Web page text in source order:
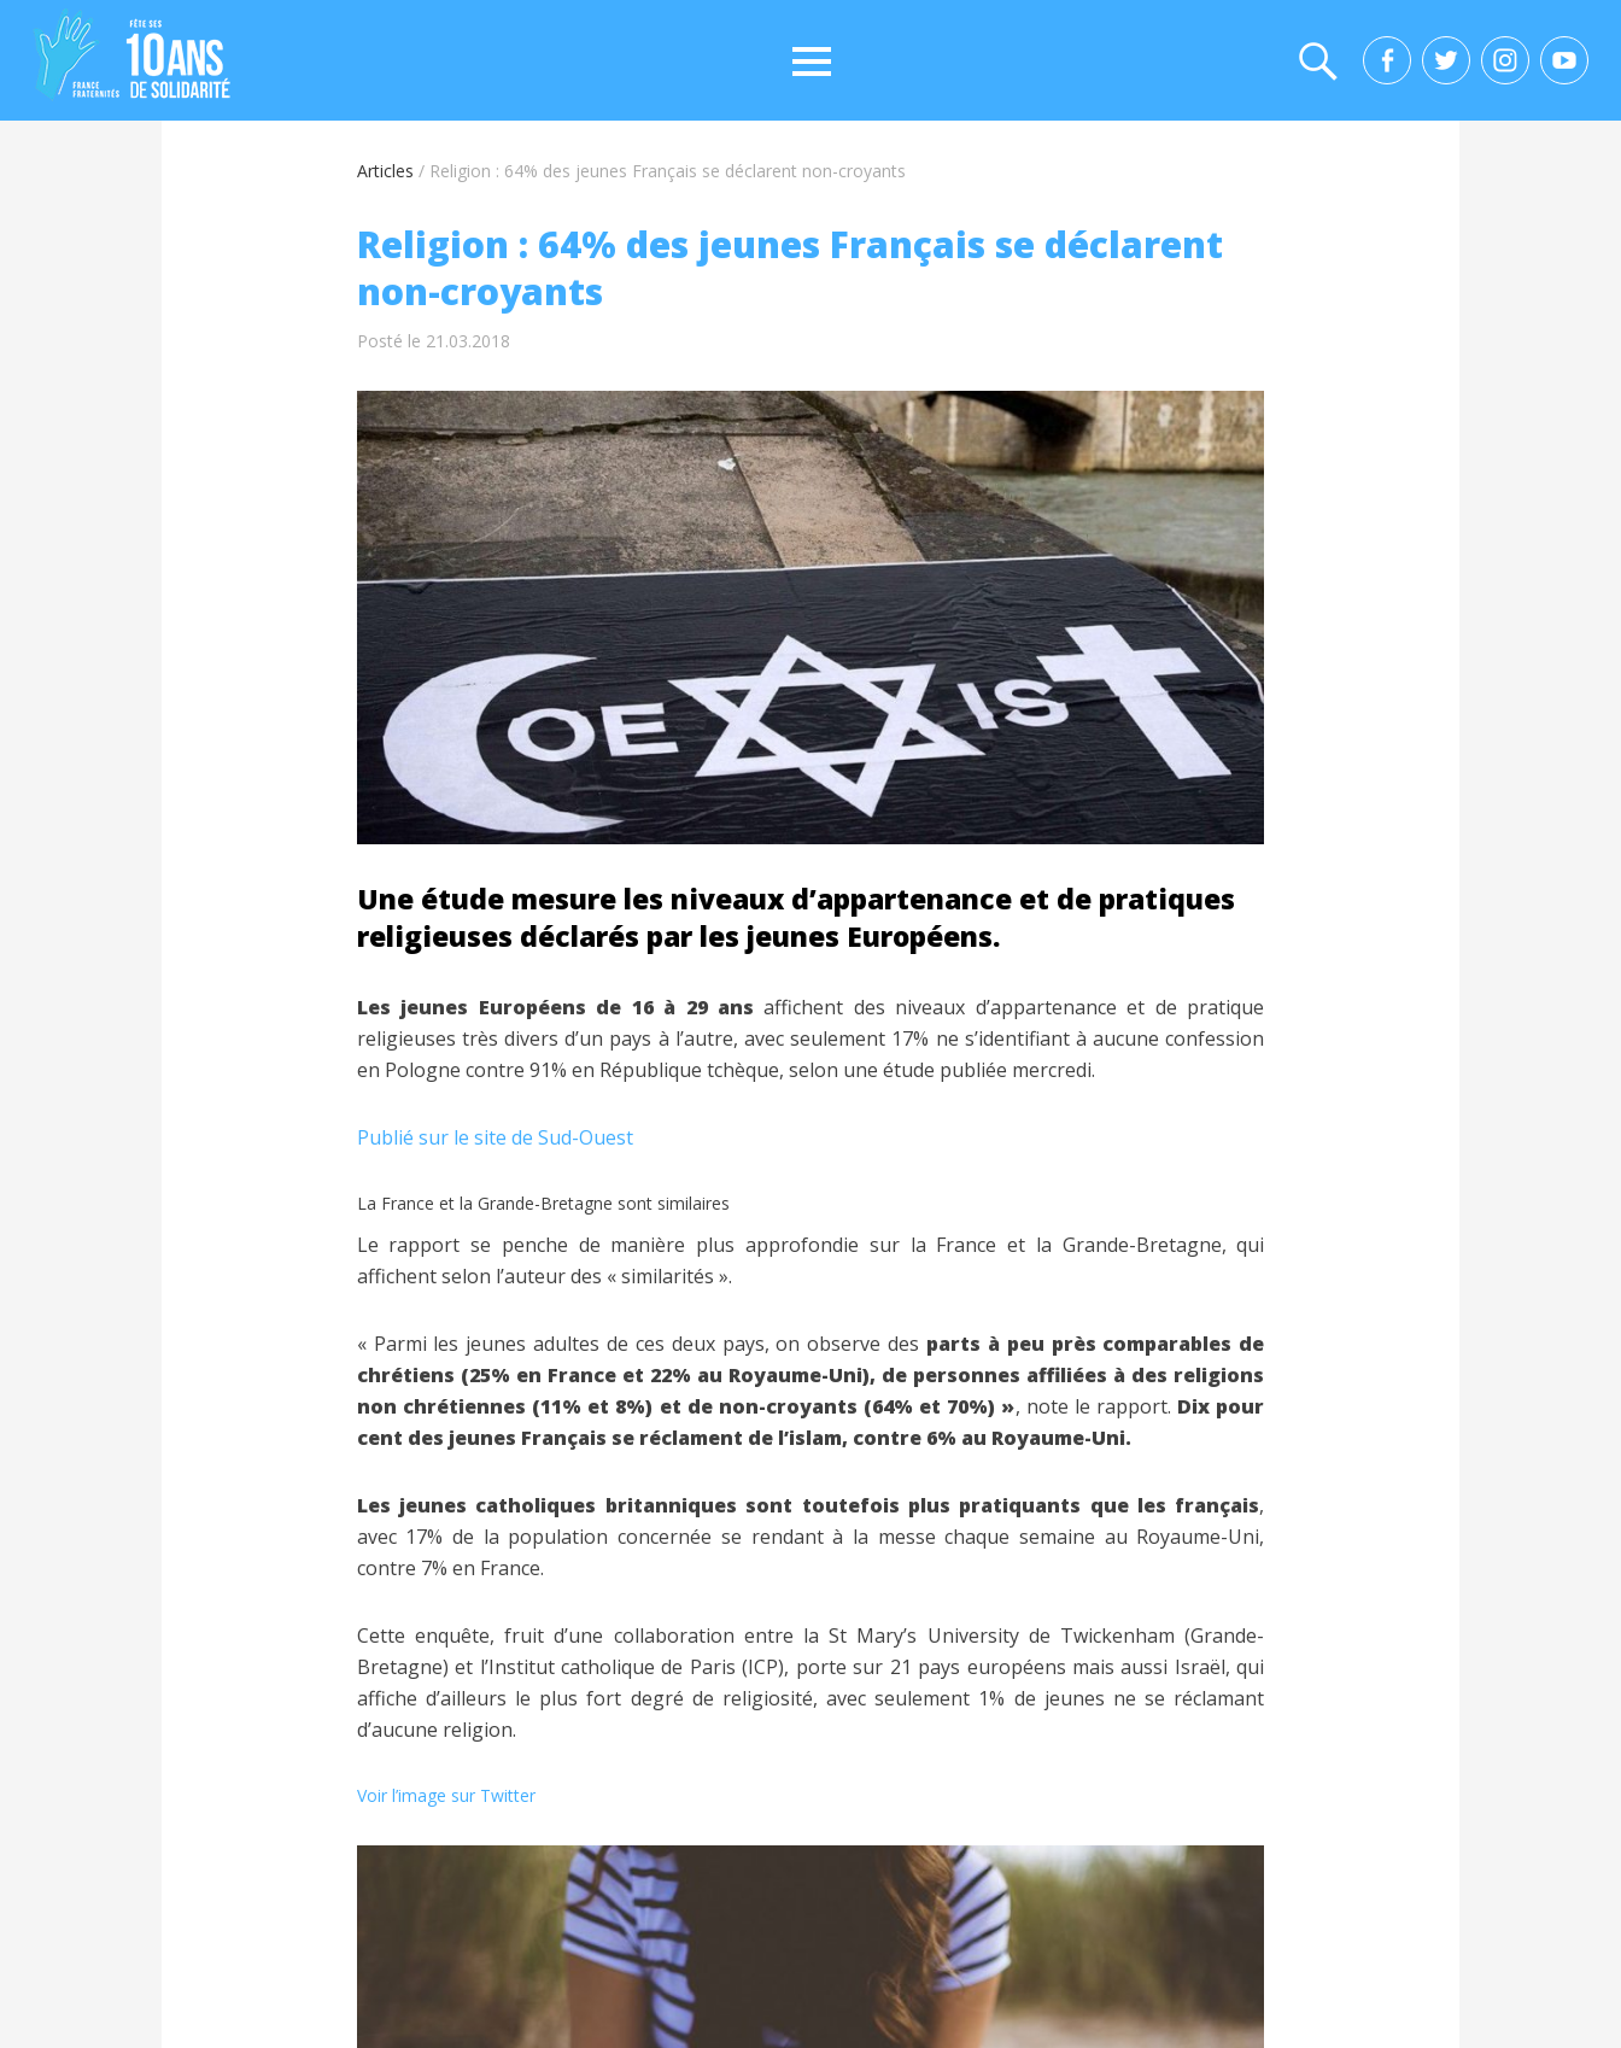
Articles / Religion : 64% des jeunes Français se déclarent non-croyants
Religion : 64% des jeunes Français se déclarent
non-croyants
Posté le 21.03.2018
Une étude mesure les niveaux d’appartenance et de pratiques
religieuses déclarés par les jeunes Européens.
Les jeunes Européens de 16 à 29 ansaffichent des niveaux d’appartenance et de pratique
religieuses très divers d’un pays à l’autre, avec seulement 17% ne s’identifiant à aucune confession
en Pologne contre 91% en République tchèque, selon une étude publiée mercredi.
Publié sur le site de Sud-Ouest
La France et la Grande-Bretagne sont similaires
Le rapport se penche de manière plus approfondie sur la France et la Grande-Bretagne, qui
affichent selon l’auteur des « similarités ».
« Parmi les jeunes adultes de ces deux pays, on observe des parts à peu près comparables de
chrétiens (25% en France et 22% au Royaume-Uni), de personnes affiliées à des religions
non chrétiennes (11% et 8%) et de non-croyants (64% et 70%) », note le rapport. Dix pour
cent des jeunes Français se réclament de l’islam, contre 6% au Royaume-Uni.
Les jeunes catholiques britanniques sont toutefois plus pratiquants que les français,
avec 17% de la population concernée se rendant à la messe chaque semaine au Royaume-Uni,
contre 7% en France.
Cette enquête, fruit d’une collaboration entre la St Mary’s University de Twickenham (Grande-
Bretagne) et l’Institut catholique de Paris (ICP), porte sur 21 pays européens mais aussi Israël, qui
affiche d’ailleurs le plus fort degré de religiosité, avec seulement 1% de jeunes ne se réclamant
d’aucune religion.
Voir l’image sur Twitter